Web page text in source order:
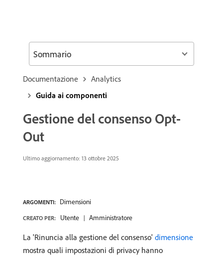
Documentazione
Analytics
Guida ai componenti
Gestione del consenso Opt-
Out
Ultimo aggiornamento: 13 ottobre 2025
ARGOMENTI: Dimensioni
CREATO PER: Utente Amministratore
La 'Rinuncia alla gestione del consenso' dimensione
mostra quali impostazioni di privacy hanno
Sommario